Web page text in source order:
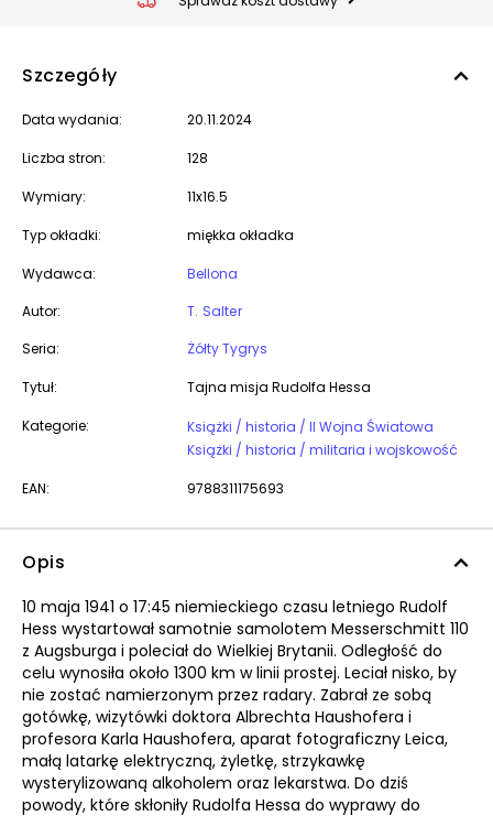
Szczegóły
Data wydania: 20.11.2024
Liczba stron: 128
Wymiary: 11x16.5
Typ okładki: miękka okładka
Wydawca:
Bellona
Autor:
T. Salter
Seria:
Żółty Tygrys
Tytuł: Tajna misja Rudolfa Hessa
Kategorie:
Książki / historia / II Wojna Światowa
Książki / historia / militaria i wojskowość
EAN: 9788311175693
Opis
10 maja 1941 o 17:45 niemieckiego czasu letniego Rudolf
Hess wystartował samotnie samolotem Messerschmitt 110
z Augsburga i poleciał do Wielkiej Brytanii. Odległość do
celu wynosiła około 1300 km w linii prostej. Leciał nisko, by
nie zostać namierzonym przez radary. Zabrał ze sobą
gotówkę, wizytówki doktora Albrechta Haushofera i
profesora Karla Haushofera, aparat fotograficzny Leica,
małą latarkę elektryczną, żyletkę, strzykawkę
wysterylizowaną alkoholem oraz lekarstwa. Do dziś
powody, które skłoniły Rudolfa Hessa do wyprawy do